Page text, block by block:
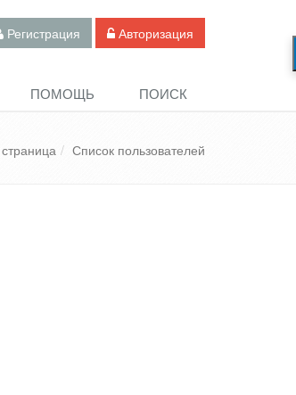
Регистрация Авторизация
ПОМОЩЬ ПОИСК
Список пользователей